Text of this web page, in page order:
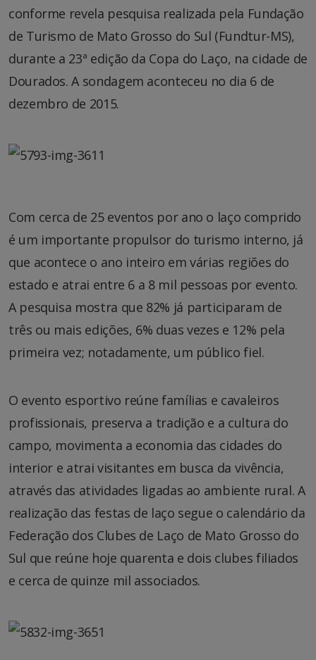
conforme revela pesquisa realizada pela Fundação
de Turismo de Mato Grosso do Sul (Fundtur-MS),
durante a 23ª edição da Copa do Laço, na cidade de
Dourados. A sondagem aconteceu no dia 6 de
dezembro de 2015.
Com cerca de 25 eventos por ano o laço comprido
é um importante propulsor do turismo interno, já
que acontece o ano inteiro em várias regiões do
estado e atrai entre 6 a 8 mil pessoas por evento.
A pesquisa mostra que 82% já participaram de
três ou mais edições, 6% duas vezes e 12% pela
primeira vez; notadamente, um público fiel.
O evento esportivo reúne famílias e cavaleiros
profissionais, preserva a tradição e a cultura do
campo, movimenta a economia das cidades do
interior e atrai visitantes em busca da vivência,
através das atividades ligadas ao ambiente rural. A
realização das festas de laço segue o calendário da
Federação dos Clubes de Laço de Mato Grosso do
Sul que reúne hoje quarenta e dois clubes filiados
e cerca de quinze mil associados.